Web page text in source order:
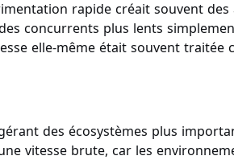
rapide créait souvent des
concurrents plus lents
elle-même était souvent
des écosystèmes plus
vitesse brute, car les